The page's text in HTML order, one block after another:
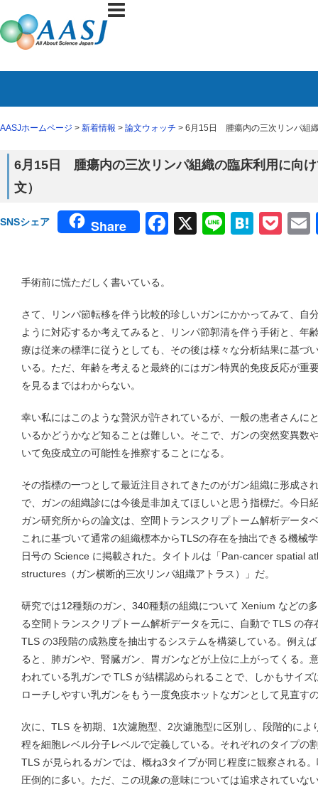
AASJホームページ > 新着情報 > 論文ウォッチ > 6月15日 腫瘍内の三次リンパ組
6月15日 腫瘍内の三次リンパ組織の臨床利用に向
文）
SNSシェア Share Facebook
X Line
手術前に慌ただしく書いている。
さて、リンパ節転移を伴う比較的珍しいガンにかかってみて、自
ように対応するか考えてみると、リンパ節郭清を伴う手術と、年
療は従来の標準に従うとしても、その後は様々な分析結果に基づ
いる。ただ、年齢を考えると最終的にはガン特異的免疫反応が重
を見るまではわからない。
幸い私にはこのような贅沢が許されているが、一般の患者さんに
いるかどうかなど知ることは難しい。そこで、ガンの突然変異数
いて免疫成立の可能性を推察することになる。
その指標の一つとして最近注目されてきたのがガン組織に形成さ
で、ガンの組織診には今後是非加えてほしいと思う指標だ。今日
ガン研究所からの論文は、空間トランスクリプトーム解析データ
これに基づいて通常の組織標本からTLSの存在を抽出できる機械
日号の Science に掲載された。タイトルは「Pan-cancer spatial
structures（ガン横断的三次リンパ組織アトラス）」だ。
研究では12種類のガン、340種類の組織について Xenium などの
る空間トランスクリプトーム解析データを元に、自動で TLS の
TLS の3段階の成熟度を抽出するシステムを構築している。例え
ると、肺ガンや、腎臓ガン、胃ガンなどが上位に上がってくる。
われている乳ガンで TLS が結構認められることで、しかもサイ
ローチしやすい乳ガンをもう一度免疫ホットなガンとして見直す
次に、TLS を初期、1次濾胞型、2次濾胞型に区別し、段階的によ
程を細胞レベル分子レベルで定義している。それぞれのタイプの
TLS が見られるガンでは、概ね3タイプが同じ程度に観察される
圧倒的に多い。ただ、この現象の意味については追求されていな